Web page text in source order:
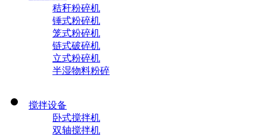
秸秆粉碎机
锤式粉碎机
笼式粉碎机
链式破碎机
立式粉碎机
半湿物料粉碎
搅拌设备
卧式搅拌机
双轴搅拌机